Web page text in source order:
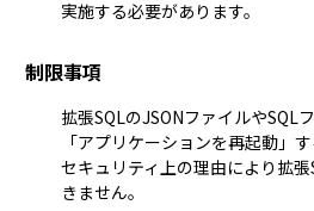
実施する必要があります。
制限事項
拡張SQLのJSONファイルやSQL
「アプリケーションを再起動」
セキュリティ上の理由により拡
きません。